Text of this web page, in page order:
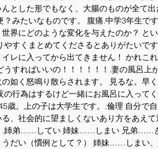
とした形でもなく、大腸のものが全て
？みたいなものです。 腹痛.中学3年生で
界にどのような変化を与えたのか？ と
やすくまとめてくださるとありがたいで
レに入ってから出てきません！ かれこ
うすればいいの！！！！！！.妻の風呂上
の如く怒鳴り散らされます。 見るな。早
の行為はするけど一緒にお風呂に入って
歳。上の子は大学生です。.倫理 自分で
、社会的に望ましくないあり方をあえ
.姉弟……してい 姉妹……しまい 兄弟……
うだい（慣例として？） 姉妹……しまい